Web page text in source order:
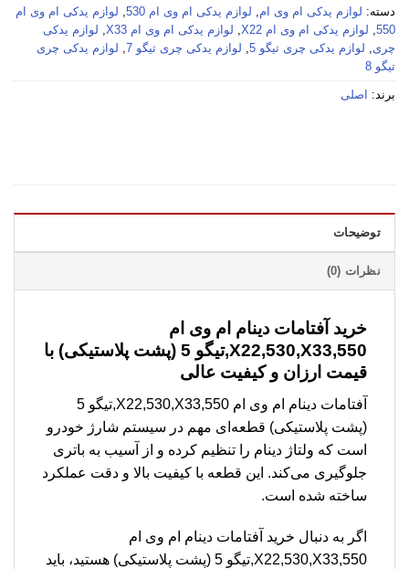
دسته: لوازم یدکی ام وی ام, لوازم یدکی ام وی ام 530 , لوازم یدکی ام وی ام
550
, لوازم یدکی ام وی ام X22 , لوازم یدکی ام وی ام X33 , لوازم یدکی
چری, لوازم یدکی چری تیگو 5 , لوازم یدکی چری تیگو 7 , لوازم یدکی چری
تیگو 8
برند: اصلی
توضیحات
نظرات (0)
خرید آفتامات دینام ام وی ام
X22,530,X33,550,تیگو 5 (پشت پلاستیکی) با
قیمت ارزان و کیفیت عالی
آفتامات دینام ام وی ام X22,530,X33,550,تیگو 5
(پشت پلاستیکی) قطعه‌ای مهم در سیستم شارژ خودرو
است که ولتاژ دینام را تنظیم کرده و از آسیب به باتری
جلوگیری می‌کند. این قطعه با کیفیت بالا و دقت عملکرد
ساخته شده است.
اگر به دنبال خرید آفتامات دینام ام وی ام
X22,530,X33,550,تیگو 5 (پشت پلاستیکی) هستید، باید